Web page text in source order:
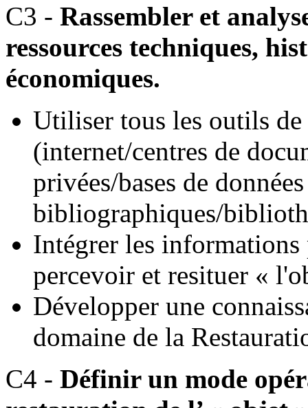
C3 - Rassembler et
ressources techniques,
économiques.
Utiliser tous les outils de
(internet/centres de
privées/bases de
bibliographiques/
Intégrer les
percevoir et resituer «
Développer une
domaine de la
C4 - Définir un mode